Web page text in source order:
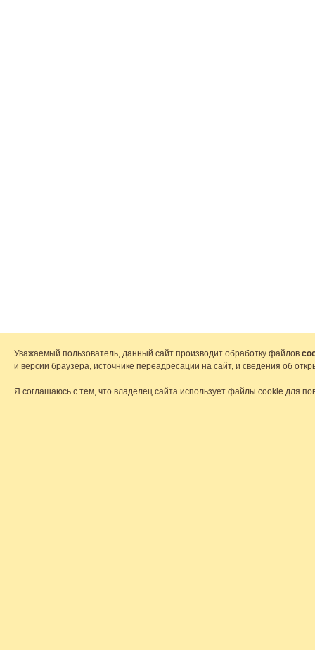
Уважаемый пользователь, данный сайт производит обработку файлов
и версии браузера, источнике переадресации на сайт, и сведения об
Я соглашаюсь с тем, что владелец сайта использует файлы cookie для